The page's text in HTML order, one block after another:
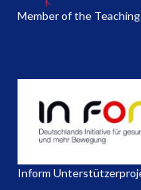
Member of the
Inform